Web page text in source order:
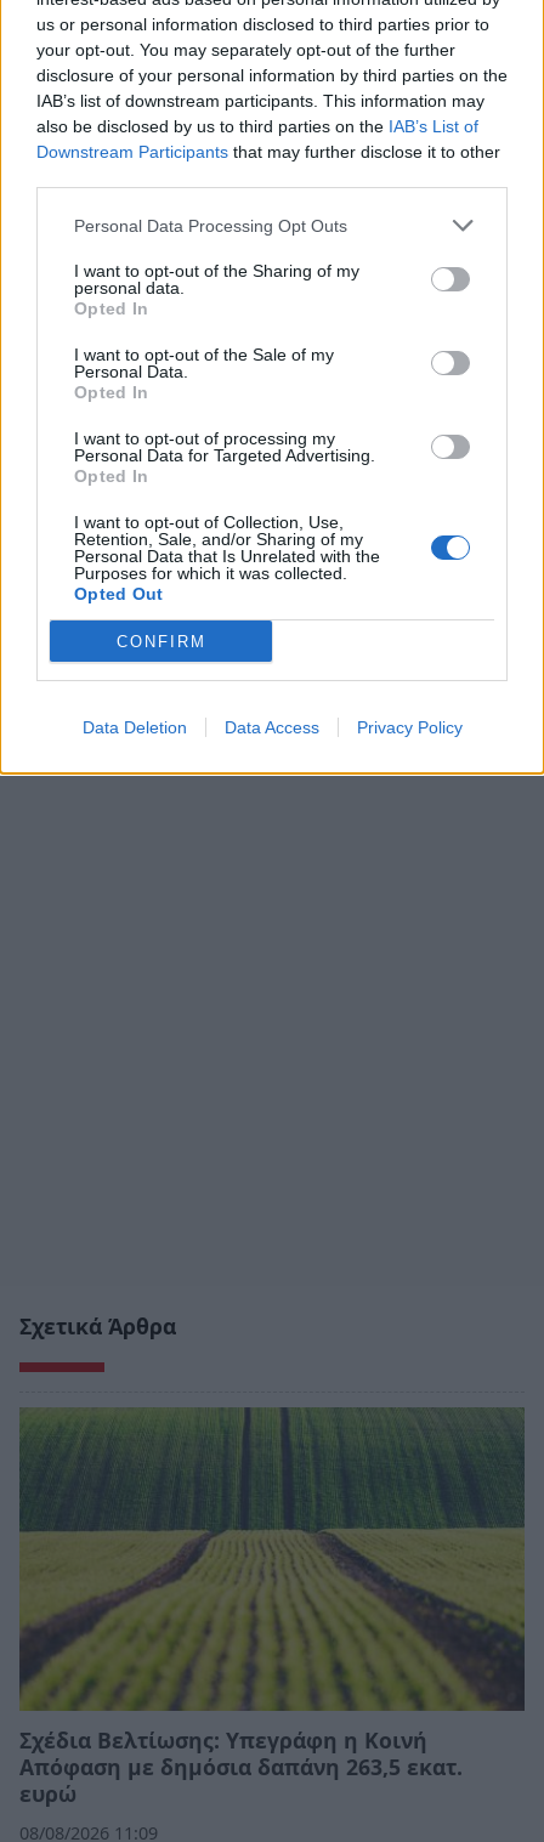
us or personal information disclosed to third parties prior to
your opt-out. You may separately opt-out of the further
disclosure of your personal information by third parties on the
IAB’s list of downstream participants. This information may
also be disclosed by us to third parties on the IAB’s List of
Downstream Participants that may further disclose it to other
Personal Data Processing Opt Outs
I want to opt-out of the Sharing of my
personal data.
Opted In
I want to opt-out of the Sale of my
Personal Data.
Opted In
I want to opt-out of processing my
Personal Data for Targeted Advertising.
Opted In
I want to opt-out of Collection, Use,
Retention, Sale, and/or Sharing of my
Personal Data that Is Unrelated with the
Purposes for which it was collected.
Opted Out
CONFIRM
Data Deletion Data Access Privacy Policy
ΥΓ2: Μήπως επαναληφθεί η «διάσωση» του ΠΟΠ
Καλαμάτας από τον κ. Τσίπρα όπως έγινε
προσωρινή ακύρωση ενόψει των εγκαινίων του
Περιφερειακού δρόμου της Καλαμάτας; ΤΩΡΑ
όμως όχι προσωρινά αλλά απαιτούμαι οριστική
*O Παναγιώτης Αλευράς είναι Γεωπόνος, Πρ.
Αντιπεριφερειάρχης ΠE Μεσσηνίας, υποψήφιος
Σχετικά Άρθρα
Σχέδια Βελτίωσης: Υπεγράφη η Κοινή
Απόφαση με δημόσια δαπάνη 263,5 εκατ.
ευρώ
08/08/2026 11:09